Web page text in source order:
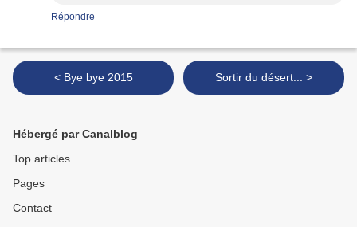
Répondre
< Bye bye 2015 Sortir du désert... >
Hébergé par Canalblog
Top articles
Pages
Contact